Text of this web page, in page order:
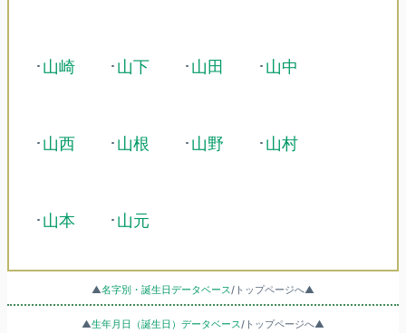
･山崎 ･山下 ･山田 ･山中
･山西 ･山根 ･山野 ･山村
･山本 ･山元
▲名字別・誕生日データベース /トップページへ▲
▲生年月日（誕生日）データベース /トップページへ▲